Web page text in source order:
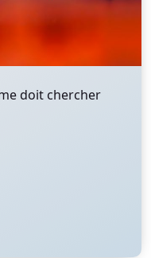
doit chercher